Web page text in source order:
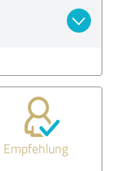
Empfehlung